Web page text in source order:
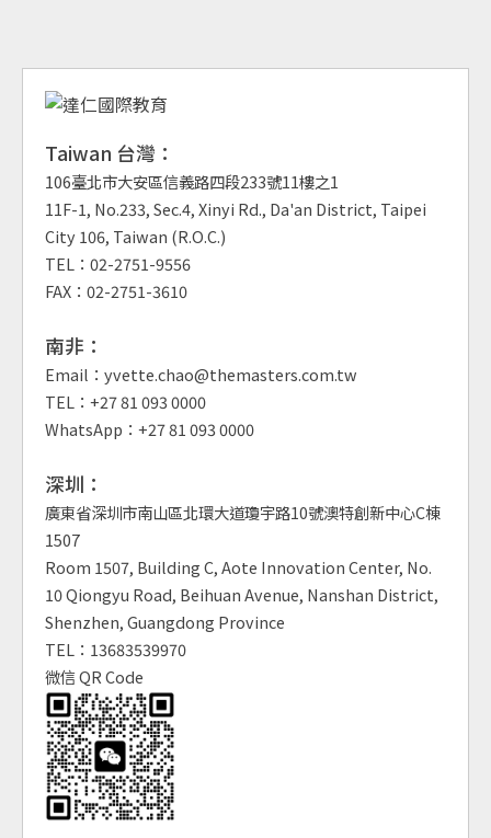
Taiwan 台灣：
106臺北市大安區信義路四段233號11樓之1
11F-1, No.233, Sec.4, Xinyi Rd., Da'an District, Taipei
City 106, Taiwan (R.O.C.)
TEL：02-2751-9556
FAX：02-2751-3610
南非：
Email：yvette.chao@themasters.com.tw
TEL：+27 81 093 0000
WhatsApp：+27 81 093 0000
深圳：
廣東省深圳市南山區北環大道瓊宇路10號澳特創新中心C棟
1507
Room 1507, Building C, Aote Innovation Center, No.
10 Qiongyu Road, Beihuan Avenue, Nanshan District,
Shenzhen, Guangdong Province
TEL：13683539970
微信 QR Code